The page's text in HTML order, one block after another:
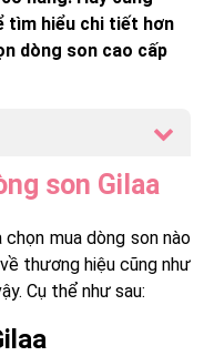
tìm hiểu chi tiết hơn
dòng son cao cấp
son Gilaa
mua dòng son nào
thương hiệu cũng như
Cụ thể như sau: